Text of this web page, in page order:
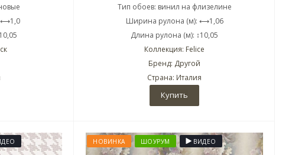
⟷1,0
Тип обоев: винил на флизелине
Ширина рулона (м): ⟷1,06
Длина рулона (м): ↕10,05
Коллекция: Felice
Бренд: Другой
Страна: Италия
Купить
НОВИНКА ШОУРУМ ВИДЕО